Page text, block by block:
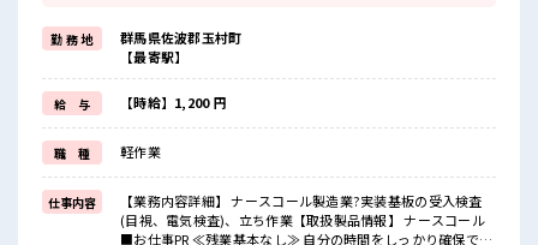
≪女性も活躍できる職場≫
もちろん男性の応募も歓迎です！
≪週休2日制≫
週末は家族や友人と一緒にプライベート満喫！
≪ヘアカラーOKで自由な雰囲気の職場≫
明るすぎたり奇抜でなければ基本的に自由！
(規定有)≪機能的な制服アリ≫
制服があるので、
毎日の服装の悩み解消♪
≪様々なお仕事をご提案≫
一人で悩まず気軽に相談できる、
派遣のお仕事です！
勤 務 地
群馬県佐波郡玉村町
【最寄駅】
給 与 【時給】1,200 円
職 種 軽作業
仕事内容
【業務内容詳細】 ナースコール製造業?実装基板の受入検査
(目視、電気検査)、立ち作業【取扱製品情報】 ナースコール
■お仕事PR ≪残業基本なし≫ 自分の時間をしっかり確保でき